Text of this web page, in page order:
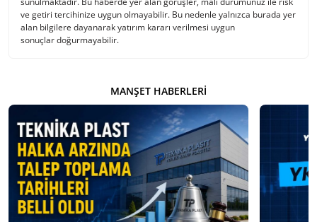
ve getiri tercihinize uygun olmayabilir. Bu nedenle yalnızca burada yer
alan bilgilere dayanarak yatırım kararı verilmesi uygun
sonuçlar doğurmayabilir.
MANŞET HABERLERI